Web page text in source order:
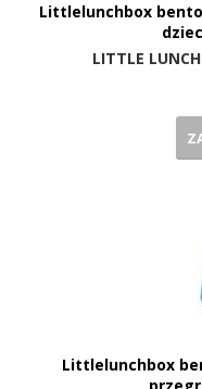
Littlelunchbox
LITTLE
Littlelunchbox